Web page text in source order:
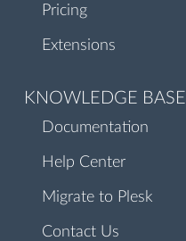
Pricing
Extensions
KNOWLEDGE BASE
Documentation
Help Center
Migrate to Plesk
Contact Us